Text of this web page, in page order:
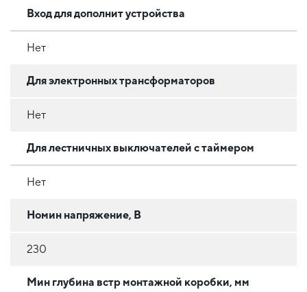
Вход для дополнит устройства
Нет
Для электронных трансформаторов
Нет
Для лестничных выключателей с таймером
Нет
Номин напряжение, В
230
Мин глубина встр монтажной коробки, мм